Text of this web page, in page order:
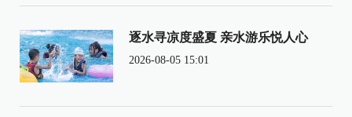
逐水寻凉度盛夏 亲水游乐悦人心
2026-08-05 15:01